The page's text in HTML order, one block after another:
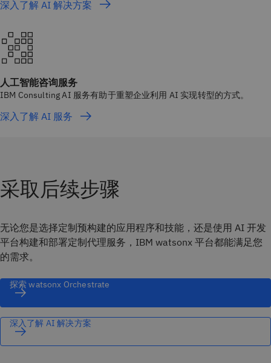
深入了解 AI 解决方案
人工智能咨询服务
IBM Consulting AI 服务有助于重塑企业利用 AI 实现转型的方式。
深入了解 AI 服务
采取后续步骤
无论您是选择定制预构建的应用程序和技能，还是使用 AI 开发
平台构建和部署定制代理服务，IBM watsonx 平台都能满足您
的需求。
探索 watsonx Orchestrate
深入了解 AI 解决方案